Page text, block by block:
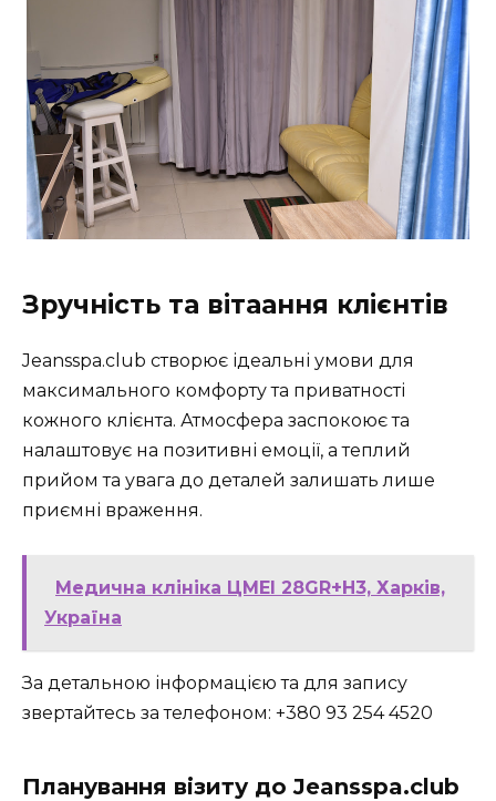
Зручність та вітаання клієнтів
Jeansspa.club створює ідеальні умови для
максимального комфорту та приватності
кожного клієнта. Атмосфера заспокоює та
налаштовує на позитивні емоції, а теплий
прийом та увага до деталей залишать лише
приємні враження.
Медична клініка ЦМЕІ 28GR+H3, Харків,
Україна
За детальною інформацією та для запису
звертайтесь за телефоном: +380 93 254 4520
Планування візиту до Jeansspa.club